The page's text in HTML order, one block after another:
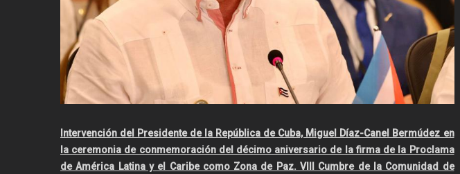
Intervención del Presidente de la República de Cuba, Miguel Díaz-Canel Bermúdez en
la ceremonia de conmemoración del décimo aniversario de la firma de la Proclama
de América Latina y el Caribe como Zona de Paz. VIII Cumbre de la Comunidad de